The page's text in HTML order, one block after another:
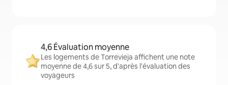
4,6 Évaluation moyenne
Les logements de Torrevieja affichent une note
moyenne de 4,6 sur 5, d'après l'évaluation des
voyageurs